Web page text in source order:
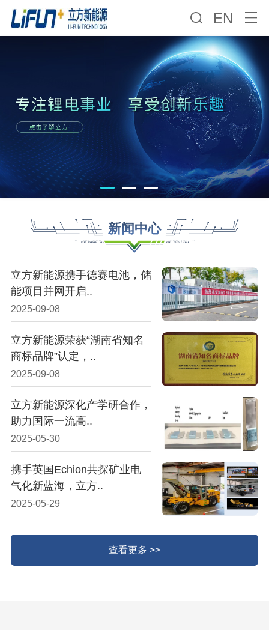
EN
新闻中心
立方新能源携手德赛电池，储
能项目并网开启..
2025-09-08
立方新能源荣获“湖南省知名
商标品牌”认定，..
2025-09-08
立方新能源深化产学研合作，
助力国际一流高..
2025-05-30
携手英国Echion共探矿业电
气化新蓝海，立方..
2025-05-29
查看更多 >>